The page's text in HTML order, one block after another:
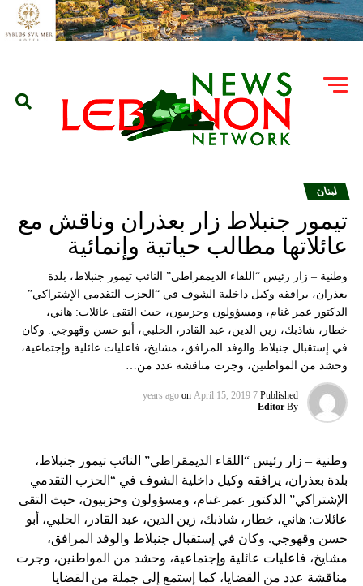
لبنان
تيمور جنبلاط زار بعذران وناقش مع
عائلاتها مطالب حياتية وإنمائية
وطنية – زار رئيس “اللقاء الديمقراطي” النائب تيمور جنبلاط، بلدة
بعذران، يرافقه وكيل داخلية الشوف في “الحزب التقدمي الإشتراكي”
الدكتور عمر غنام، ومسؤولون وحزبيون، حيث التقى عائلات: هاني،
خطار، شاذبك، زين الدين، عبد القادر، الحلبي، أبو حسن وقهوجي. وكان
في إستقبال جنبلاط والوفد المرافق، مشايخ، فاعليات عائلية وإجتماعية،
وحشد من المواطنين، وجرت مناقشة عدد من…
Published
7 years ago
on April 15, 2019
By
Editor
وطنية – زار رئيس “اللقاء الديمقراطي” النائب تيمور جنبلاط،
بلدة بعذران، يرافقه وكيل داخلية الشوف في “الحزب التقدمي
الإشتراكي” الدكتور عمر غنام، ومسؤولون وحزبيون، حيث التقى
عائلات: هاني، خطار، شاذبك، زين الدين، عبد القادر، الحلبي، أبو
حسن وقهوجي. وكان في إستقبال جنبلاط والوفد المرافق،
مشايخ، فاعليات عائلية وإجتماعية، وحشد من المواطنين، وجرت
مناقشة عدد من القضايا، كما إستمع إلى جملة من القضايا